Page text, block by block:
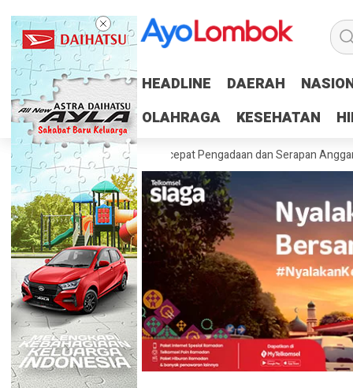
HEADLINE DAERAH
OLAHRAGA
KESEHATAN
HEADLINE DAERAH
OLAHRAGA
KESEHATAN
100 Persen RUP, Percepat Pengadaan dan Serapan Anggaran